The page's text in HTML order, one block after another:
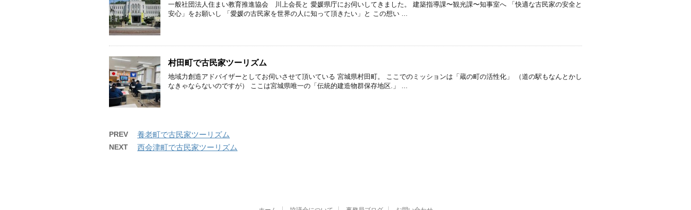
一般社団法人住まい教育推進協会 川上会長と 愛媛県庁にお伺いしてきました。 建築指導課〜観光課〜知事室へ 「快適な古民家の安全と
安心」をお願いし 「愛媛の古民家を世界の人に知って頂きたい」と この想い ...
村田町で古民家ツーリズム
地域力創造アドバイザーとしてお伺いさせて頂いている 宮城県村田町。 ここでのミッションは「蔵の町の活性化」 （道の駅もなんとかし
なきゃならないのですが） ここは宮城県唯一の「伝統的建造物群保存地区.」 ...
PREV 養老町で古民家ツーリズム
NEXT 西会津町で古民家ツーリズム